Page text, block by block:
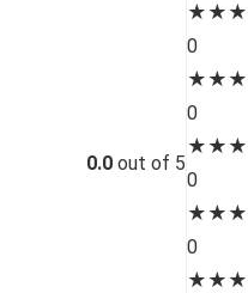
0.0 out of 5
★ ★ ★
0
★ ★ ★
0
★ ★ ★
0
★ ★ ★
0
★ ★ ★